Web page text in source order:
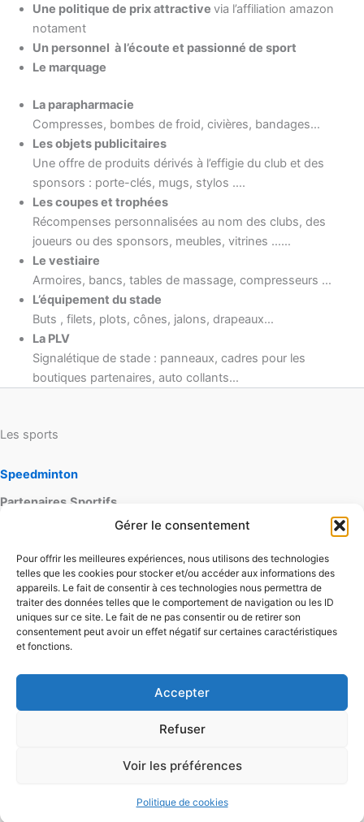
Gérer le consentement
Pour offrir les meilleures expériences, nous utilisons des technologies
telles que les cookies pour stocker et/ou accéder aux informations des
appareils. Le fait de consentir à ces technologies nous permettra de
traiter des données telles que le comportement de navigation ou les ID
uniques sur ce site. Le fait de ne pas consentir ou de retirer son
consentement peut avoir un effet négatif sur certaines caractéristiques
et fonctions.
Accepter
Refuser
Voir les préférences
Politique de cookies
Une politique de prix attractive via l’affiliation amazon
notament
Un personnel à l’écoute et passionné de sport
Le marquage
La parapharmacie
Compresses, bombes de froid, civières, bandages…
Les objets publicitaires
Une offre de produits dérivés à l’effigie du club et des
sponsors : porte-clés, mugs, stylos ….
Les coupes et trophées
Récompenses personnalisées au nom des clubs, des
joueurs ou des sponsors, meubles, vitrines ……
Le vestiaire
Armoires, bancs, tables de massage, compresseurs …
L’équipement du stade
Buts , filets, plots, cônes, jalons, drapeaux…
La PLV
Signalétique de stade : panneaux, cadres pour les
boutiques partenaires, auto collants…
Les sports
Speedminton
Partenaires Sportifs
playnewsport
skateboardspot
Contact
Mentionslégales
Conditions générales d'utilisation